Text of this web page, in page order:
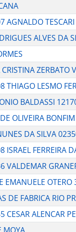
AGNALDO TESCARI
ALVES DA
ZERBATO
THIAGO LESMO
BALDASSI
OLIVEIRA
DA SILVA
ISRAEL FERREIRA
VALDEMAR
EMANUELE
DE FABRICA RIO
CESAR ALENCAR